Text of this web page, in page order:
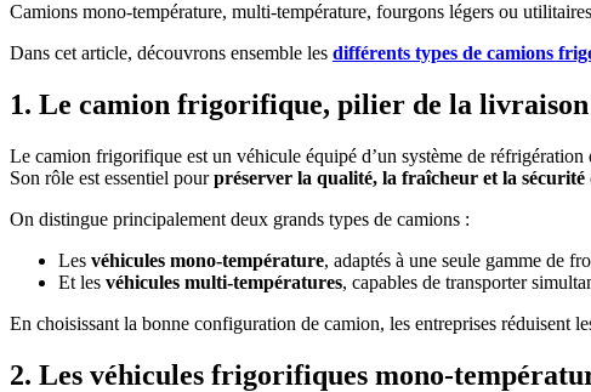
Camions mono-température, multi-température, fourgons légers ou
Dans cet article, découvrons ensemble les différents types de camions
1. Le camion frigorifique, pilier de la
Le camion frigorifique est un véhicule équipé d’un système de
Son rôle est essentiel pourpréserver la qualité, la fraîcheur et la
On distingue principalement deux grands types de camions :
Les véhicules mono-température, adaptés à une seule gamme de
Et les véhicules multi-températures, capables de transporter
En choisissant la bonne configuration de camion, les entreprises réduisent
2. Les véhicules frigorifiques mono-